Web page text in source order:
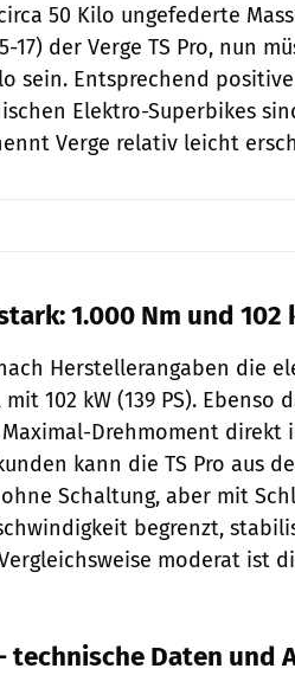
50 Kilo ungefederte
17) der Verge TS Pro, nun
sein. Entsprechend
Elektro-Superbikes
Verge relativ leicht
1.000 Nm und 102
Herstellerangaben die
mit 102 kW (139 PS). Ebenso
Drehmoment direkt
kann die TS Pro aus
Schaltung, aber mit
begrenzt,
moderat ist
technische Daten und